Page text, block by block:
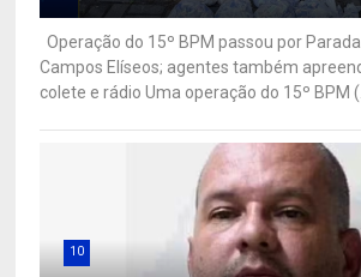
Operação do 15º BPM passou por
Campos Elíseos; agentes também
colete e rádio Uma operação do 15º BPM (...
10